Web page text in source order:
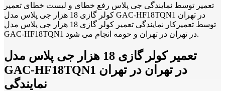
تعمیر توسط نمایندگی جی پلاس رفع خطای و لیست خطای تعمیر
کولر گازی 18 هزار جی پلاس مدل GAC-HF18TQN1 در تهران
توسط تعمیرکار نمایندگی تعمیر کولر گازی 18 هزار جی پلاس مدل
GAC-HF18TQN1 در تهران در تهران و حومه انجام می شود.
تعمیر کولر گازی 18 هزار جی پلاس مدل
GAC-HF18TQN1 در تهران در تهران
نمایندگی